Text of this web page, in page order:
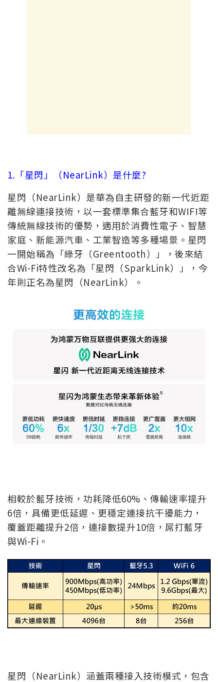
1.「星閃」（NearLink）是什麼?
星閃（NearLink）是華為自主研發的新一代近距
離無線連接技術，以一套標準集合藍牙和WIFI等
傳統無線技術的優勢，適用於消費性電子、智慧
家庭、新能源汽車、工業智造等多種場景。星閃
一開始稱為「綠牙（Greentooth）」，後來結
合Wi-Fi特性改名為「星閃（SparkLink）」，今
年則正名為星閃（NearLink）。
相較於藍牙技術，功耗降低60%、傳輸速率提升
6倍，具備更低延遲、更穩定連接抗干擾能力，
覆蓋距離提升2倍，連接數提升10倍，屌打藍牙
與Wi-Fi。
星閃（NearLink）涵蓋兩種接入技術模式，包含